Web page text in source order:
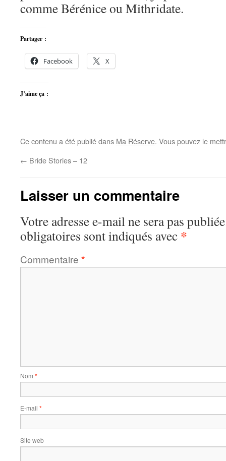
comme Bérénice ou Mithridate.
Partager :
Facebook X
J’aime ça :
Ce contenu a été publié dans Ma Réserve. Vous pouvez le
← Bride Stories – 12
Laisser un commentaire
Votre adresse e-mail ne sera pas
obligatoires sont indiqués avec *
Commentaire *
Nom *
E-mail *
Site web